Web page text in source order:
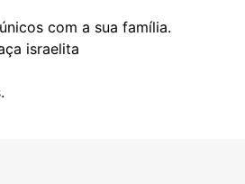
com a sua família.
israelita